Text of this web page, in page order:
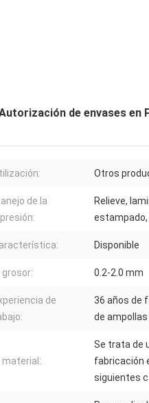
de envases en
Otros
de la
Relieve,
Disponible
grosor: 0.2-2.0 mm
de
36 años de
de ampollas
material:
Se trata de
fabricación
siguientes